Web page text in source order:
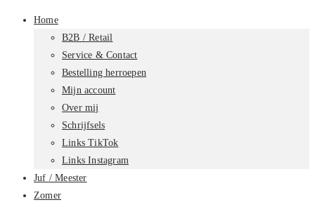
Home
B2B / Retail
Service & Contact
Bestelling herroepen
Mijn account
Over mij
Schrijfsels
Links TikTok
Links Instagram
Juf / Meester
Zomer